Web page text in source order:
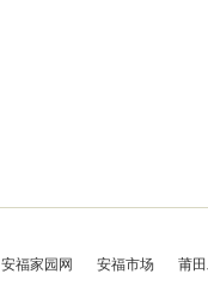
安福家园网 安福市场 莆